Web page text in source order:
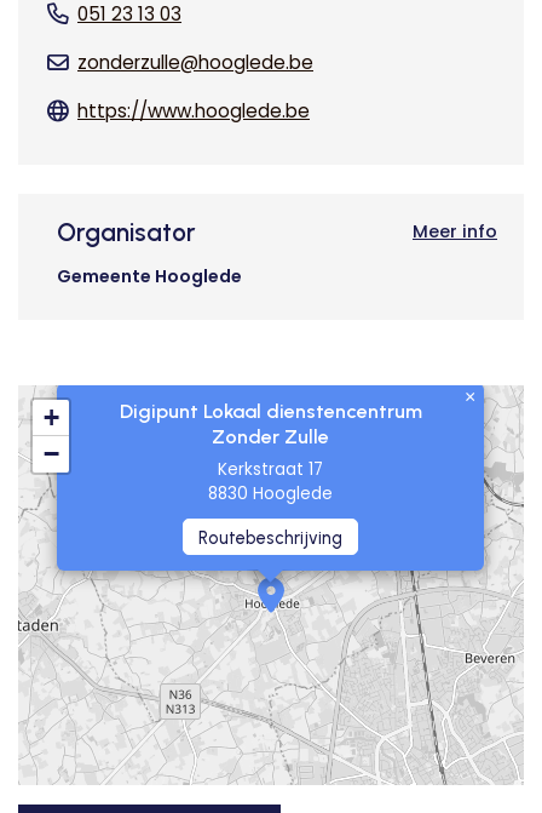
051 23 13 03
zonderzulle@hooglede.be
https://www.hooglede.be
Organisator
Gemeente Hooglede
Meer info
Digipunt Lokaal dienstencentrum
Zonder Zulle
Kerkstraat 17
8830 Hooglede
Routebeschrijving
×
+
−